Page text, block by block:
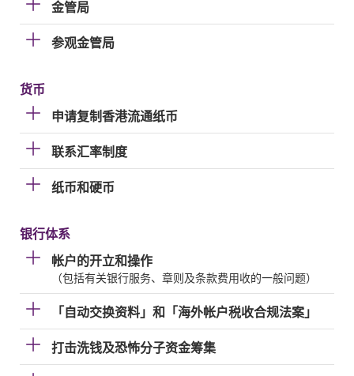
金管局
参观金管局
货币
申请复制香港流通纸币
联系汇率制度
纸币和硬币
银行体系
帐户的开立和操作
（包括有关银行服务、章则及条款费用收的一般问题）
「自动交换资料」和「海外帐户税收合规法案」
打击洗钱及恐怖分子资金筹集